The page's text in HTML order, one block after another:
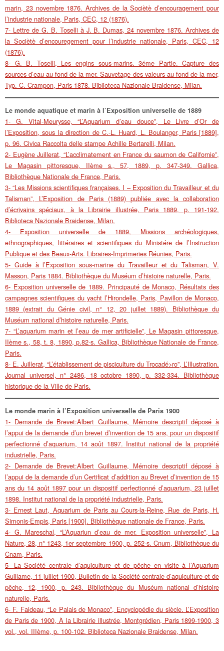
marin, 23 novembre 1876. Archives de la Sociètè d’encouragement pour
l’industrie nationale, Paris, CEC, 12 (1876).
7- Lettre de G. B. Toselli à J. B. Dumas, 24 novembre 1876. Archives de
la Sociètè d’encouregement pour l’industrie nationale, Paris, CEC, 12
(1876).
8- G. B. Toselli, Les engins sous-marins. 3éme Partie. Capture des
sources d’eau au fond de la mer. Sauvetage des valeurs au fond de la mer,
Typ. C. Crampon, Paris 1878. Biblioteca Nazionale Braidense, Milan.
Le monde aquatique et marin à l’Exposition universelle de 1889
1- G. Vital-Meurysse, “L’Aquarium d’eau douce”, Le Livre d’Or de
l’Exposition, sous la direction de C.-L. Huard, L. Boulanger, Paris [1889],
p. 96. Civica Raccolta delle stampe Achille Bertarelli, Milan.
2- Eugène Juillerat, “L’acclimatement en France du saumon de Californie”,
Le Magasin pittoresque, IIème s., 57, 1889, p. 347-349. Gallica,
Bibliothèque Nationale de France, Paris.
3- “Les Missions scientifiques françaises. I – Exposition du Travailleur et du
Talisman”, L’Exposition de Paris (1889) publiée avec la collaboration
d’écrivains spéciaux, à la Librairie illustrée, Paris 1889, p. 191-192.
Biblioteca Nazionale Braidense, Milan.
4- Exposition universelle de 1889, Missions archéologiques,
ethnographiques, littéraires et scientifiques du Ministére de l’Instruction
Publique et des Beaux-Arts. Libraires-Imprimeries Réunies, Paris.
5- Guide à l’Exposition sous-marine du Travailleur et du Talisman, V.
Masson, Paris 1884. Bibliothèque du Muséum d’histoire naturelle, Paris.
6- Exposition universelle de 1889. Principauté de Monaco, Résultats des
campagnes scientifiques du yacht l’Hirondelle, Paris, Pavillon de Monaco,
1889 (extrait du Génie civil, n° 12, 20 juillet 1889). Bibliothèque du
Muséum national d’histoire naturelle, Paris.
7- “L’aquarium marin et l’eau de mer artificielle”, Le Magasin pittoresque,
IIème s., 58, t. 8, 1890, p.82-s. Gallica, Bibliothèque Nationale de France,
Paris.
8- E. Juillerat, “L’établissement de pisciculture du Trocadé>ro”, L’Illustration.
Journal universel, n° 2486, 18 octobre 1890, p. 332-334. Bibliothèque
historique de la Ville de Paris.
Le monde marin à l’Exposition universelle de Paris 1900
1- Demande de Brevet:Albert Guillaume, Mémoire descriptif déposé à
l’appui de la demande d’un brevet d’invention de 15 ans, pour un dispositif
perfectionné d’aquarium, 14 août 1897. Institut national de la propriété
industrielle, Paris.
2- Demande de Brevet:Albert Guillaume, Mémoire descriptif déposé à
l’appui de la demande d’un Certificat d’addition au Brevet d’invention de 15
ans du 14 août 1897 pour un dispositif perfectionné d’aquarium, 23 juillet
1898. Institut national de la propriété industrielle, Paris.
3- Ernest Laut, Aquarium de Paris au Cours-la-Reine, Rue de Paris, H.
Simonis-Empis, Paris [1900]. Bibliothèque nationale de France, Paris.
4- G. Mareschal, “L’Aquariun d’eau de mer. Exposition universelle”, La
Nature, 28, n° 1243, 1er septembre 1900, p. 252-s. Cnum, Bibliothèque du
Cnam, Paris.
5- La Société centrale d’aquiculture et de pêche en visite à l’Aquarium
Guillame, 11 juillet 1900, Bulletin de la Société centrale d’aquiculture et de
pêche, 12, 1900, p. 243. Bibliothèque du Muséum national d’histoire
naturelle, Paris.
6- F. Faideau, “Le Palais de Monaco”, Encyclopédie du siècle. L’Exposition
de Paris de 1900, À la Librairie illustrée, Montgrédien, Paris 1899-1900, 3
vol., vol. IIIème, p. 100-102. Biblioteca Nazionale Braidense, Milan.